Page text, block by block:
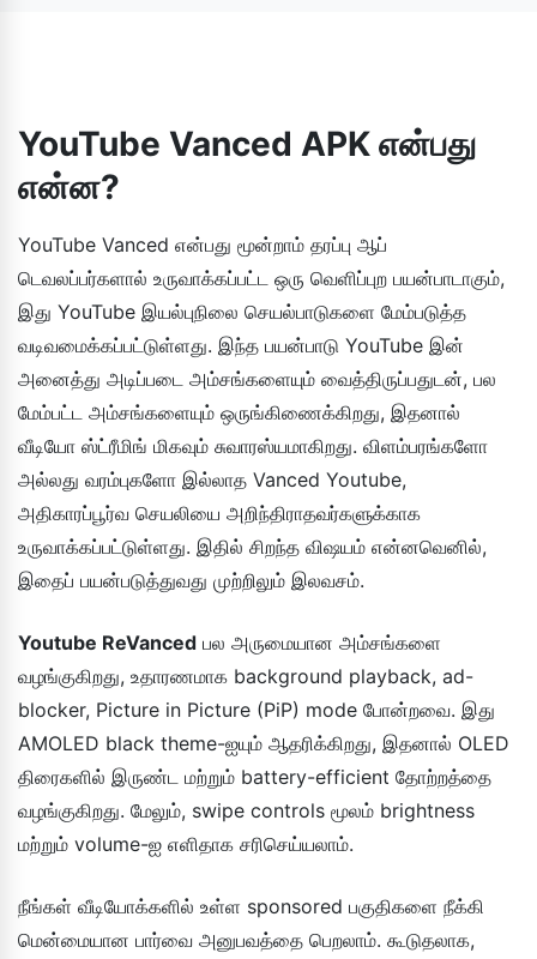
YouTube Vanced APK என்பது
என்ன?
YouTube Vanced என்பது மூன்றாம் தரப்பு ஆப்
டெவலப்பர்களால் உருவாக்கப்பட்ட ஒரு வெளிப்புற பயன்பாடாகும்,
இது YouTube இயல்புநிலை செயல்பாடுகளை மேம்படுத்த
வடிவமைக்கப்பட்டுள்ளது. இந்த பயன்பாடு YouTube இன்
அனைத்து அடிப்படை அம்சங்களையும் வைத்திருப்பதுடன், பல
மேம்பட்ட அம்சங்களையும் ஒருங்கிணைக்கிறது, இதனால்
வீடியோ ஸ்ட்ரீமிங் மிகவும் சுவாரஸ்யமாகிறது. விளம்பரங்களோ
அல்லது வரம்புகளோ இல்லாத Vanced Youtube,
அதிகாரப்பூர்வ செயலியை அறிந்திராதவர்களுக்காக
உருவாக்கப்பட்டுள்ளது. இதில் சிறந்த விஷயம் என்னவெனில்,
இதைப் பயன்படுத்துவது முற்றிலும் இலவசம்.
Youtube ReVanced பல அருமையான அம்சங்களை
வழங்குகிறது, உதாரணமாக background playback, ad-
blocker, Picture in Picture (PiP) mode போன்றவை. இது
AMOLED black theme-ஐயும் ஆதரிக்கிறது, இதனால் OLED
திரைகளில் இருண்ட மற்றும் battery-efficient தோற்றத்தை
வழங்குகிறது. மேலும், swipe controls மூலம் brightness
மற்றும் volume-ஐ எளிதாக சரிசெய்யலாம்.
நீங்கள் வீடியோக்களில் உள்ள sponsored பகுதிகளை நீக்கி
மென்மையான பார்வை அனுபவத்தை பெறலாம். கூடுதலாக,